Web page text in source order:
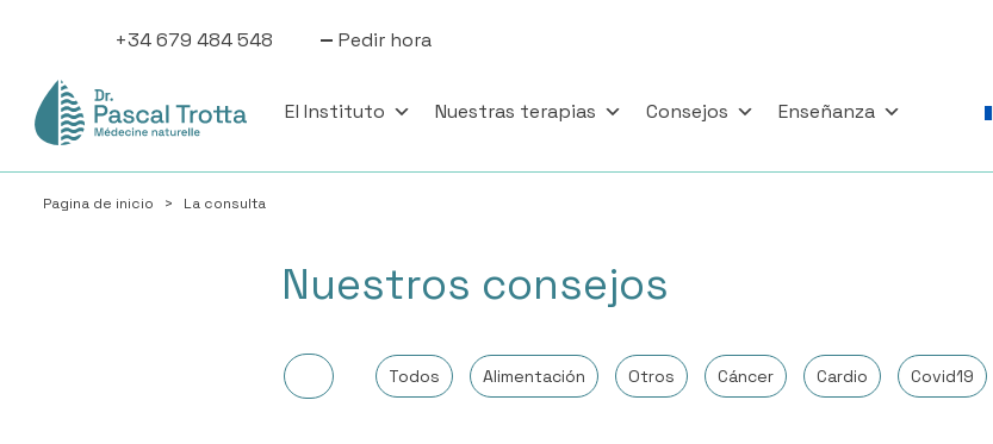
+34 679 484 548 Pedir hora
El Instituto Nuestras terapias Consejos Enseñanza
Pagina de inicio > La consulta
Nuestros consejos
Todos Alimentación Otros Cáncer Cardio Covid19